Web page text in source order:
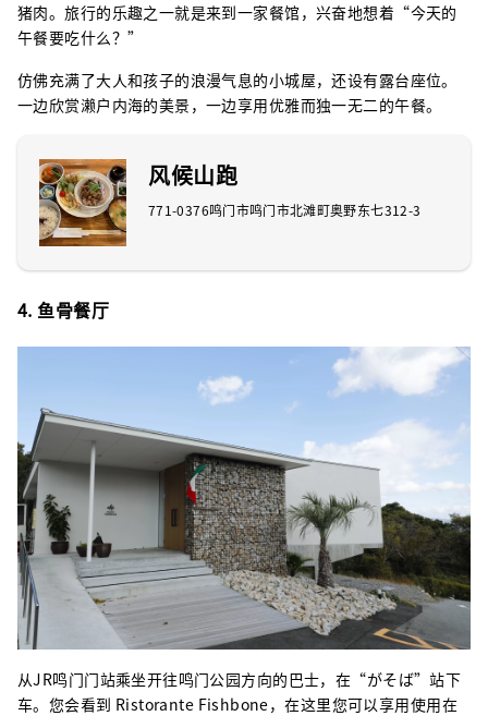
猪肉。旅行的乐趣之一就是来到一家餐馆，兴奋地想着“今天的
午餐要吃什么？”
仿佛充满了大人和孩子的浪漫气息的小城屋，还设有露台座位。
一边欣赏濑户内海的美景，一边享用优雅而独一无二的午餐。
风候山跑
771-0376鸣门市鸣门市北滩町奥野东七312-3
4. 鱼骨餐厅
从JR鸣门门站乘坐开往鸣门公园方向的巴士，在“がそば”站下
车。您会看到 Ristorante Fishbone，在这里您可以享用使用在